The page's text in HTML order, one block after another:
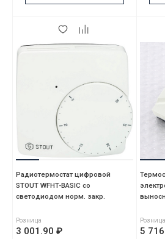
Радиотермостат цифровой
STOUT WFHT-BASIC со
светодиодом норм. закр.
Розница
3 001.90 ₽
Розница
5